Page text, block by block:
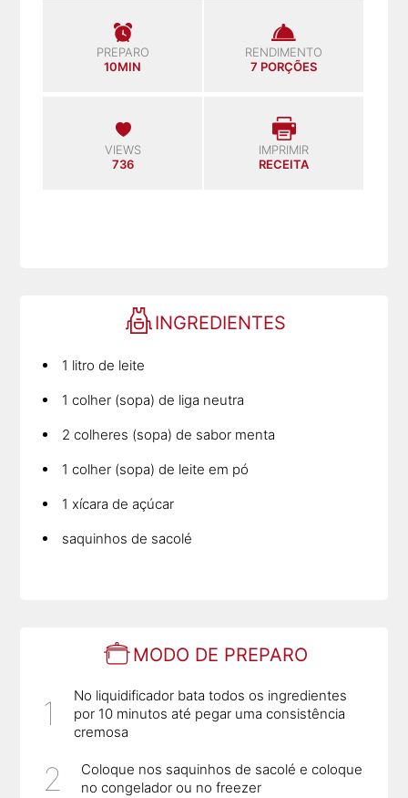
PREPARO
10MIN
RENDIMENTO
7 PORÇÕES
VIEWS
736
IMPRIMIR
RECEITA
INGREDIENTES
1 litro de leite
1 colher (sopa) de liga neutra
2 colheres (sopa) de sabor menta
1 colher (sopa) de leite em pó
1 xícara de açúcar
saquinhos de sacolé
MODO DE PREPARO
No liquidificador bata todos os ingredientes
por 10 minutos até pegar uma consistência
cremosa
Coloque nos saquinhos de sacolé e coloque
no congelador ou no freezer